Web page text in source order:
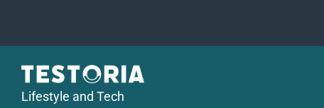
Lifestyle and Tech